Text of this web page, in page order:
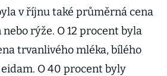
v říjnu také průměrná cena
rýže. O 12 procent byla
trvanlivého mléka, bílého
O 40 procent byly